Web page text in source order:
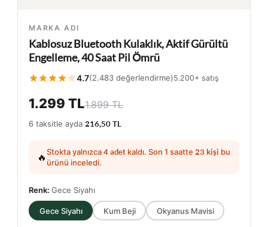
MARKA ADI
Kablosuz Bluetooth Kulaklık, Aktif Gürültü
Engelleme, 40 Saat Pil Ömrü
4.7(2.483 değerlendirme)5.200+ satış
1.299 TL1.899 TL
6 taksitle ayda 216,50 TL
🔥Stokta yalnızca4 adet kaldı. Son 1 saatte 23 kişi bu
ürünü inceledi.
Renk: Gece Siyahı
Gece Siyahı Kum Beji Okyanus Mavisi